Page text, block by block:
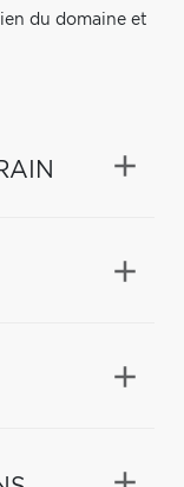
du domaine et